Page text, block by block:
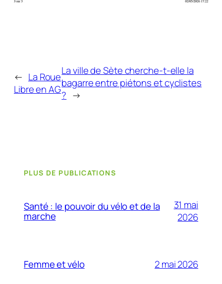
← La Roue
Libre en AG
La ville de Sète cherche-t-elle la
bagarre entre piétons et cyclistes
? →
PLUS DE PUBLICATIONS
Santé : le pouvoir du vélo et de la
marche
31 mai
2026
Femme et vélo 2 mai 2026